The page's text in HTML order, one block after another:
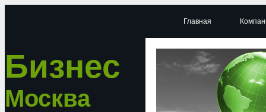
Бизнес
Москва
Главная